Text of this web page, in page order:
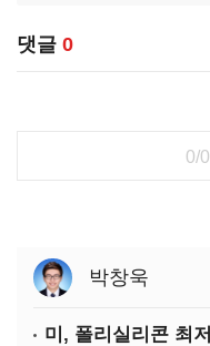
댓글 0
0/0
박창욱